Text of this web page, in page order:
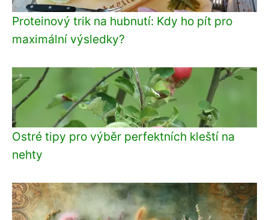
Proteinový trik na hubnutí: Kdy ho pít pro
maximální výsledky?
Ostré tipy pro výběr perfektních kleští na
nehty